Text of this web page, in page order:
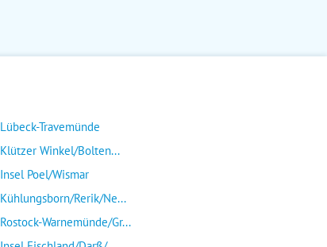
Lübeck-Travemünde
Klützer Winkel/Bolten...
Insel Poel/Wismar
Kühlungsborn/Rerik/Ne...
Rostock-Warnemünde/Gr...